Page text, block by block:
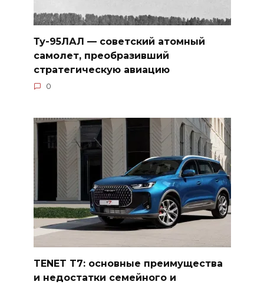
Ту-95ЛАЛ — советский атомный
самолет, преобразивший
стратегическую авиацию
0
TENET T7: основные преимущества
и недостатки семейного и